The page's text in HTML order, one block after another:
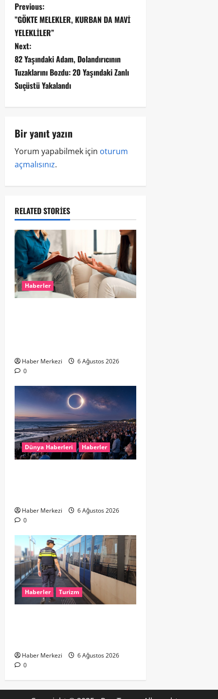
Previous:
”GÖKTE MELEKLER, KURBAN DA MAVİ
YELEKLİLER”
Next:
82 Yaşındaki Adam, Dolandırıcının
Tuzaklarını Bozdu: 20 Yaşındaki Zanlı
Suçüstü Yakalandı
Bir yanıt yazın
Yorum yapabilmek için oturum
açmalısınız.
RELATED STORIES
Haberler
Haber Merkezi
6 Ağustos 2026
0
Dünya Haberleri Haberler
Haber Merkezi
6 Ağustos 2026
0
Haberler Turizm
Haber Merkezi
6 Ağustos 2026
0